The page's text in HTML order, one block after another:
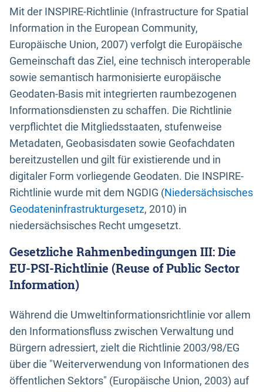
Mit der INSPIRE-Richtlinie (Infrastructure for Spatial
Information in the European Community,
Europäische Union, 2007) verfolgt die Europäische
Gemeinschaft das Ziel, eine technisch interoperable
sowie semantisch harmonisierte europäische
Geodaten-Basis mit integrierten raumbezogenen
Informationsdiensten zu schaffen. Die Richtlinie
verpflichtet die Mitgliedsstaaten, stufenweise
Metadaten, Geobasisdaten sowie Geofachdaten
bereitzustellen und gilt für existierende und in
digitaler Form vorliegende Geodaten. Die INSPIRE-
Richtlinie wurde mit dem NGDIG (Niedersächsisches
Geodateninfrastrukturgesetz, 2010) in
niedersächsisches Recht umgesetzt.
Gesetzliche Rahmenbedingungen III: Die
EU-PSI-Richtlinie (Reuse of Public Sector
Information)
Während die Umweltinformationsrichtlinie vor allem
den Informationsfluss zwischen Verwaltung und
Bürgern adressiert, zielt die Richtlinie 2003/98/EG
über die "Weiterverwendung von Informationen des
öffentlichen Sektors" (Europäische Union, 2003) auf